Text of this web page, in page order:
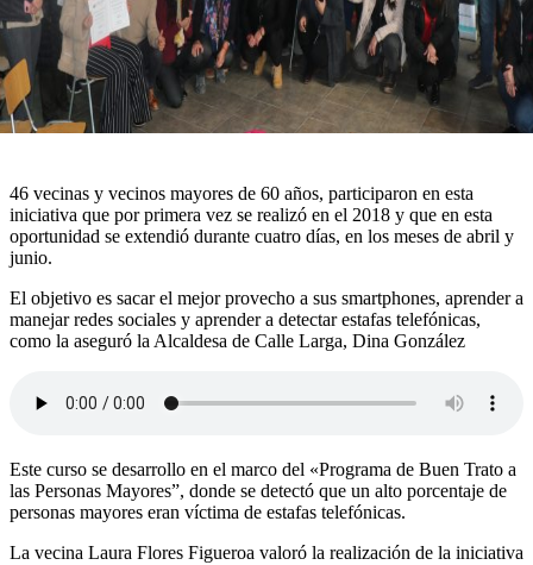
46 vecinas y vecinos mayores de 60 años, participaron en esta
iniciativa que por primera vez se realizó en el 2018 y que en esta
oportunidad se extendió durante cuatro días, en los meses de abril y
junio.
El objetivo es sacar el mejor provecho a sus smartphones, aprender a
manejar redes sociales y aprender a detectar estafas telefónicas,
como la aseguró la Alcaldesa de Calle Larga, Dina González
Este curso se desarrollo en el marco del «Programa de Buen Trato a
las Personas Mayores”, donde se detectó que un alto porcentaje de
personas mayores eran víctima de estafas telefónicas.
La vecina Laura Flores Figueroa valoró la realización de la iniciativa